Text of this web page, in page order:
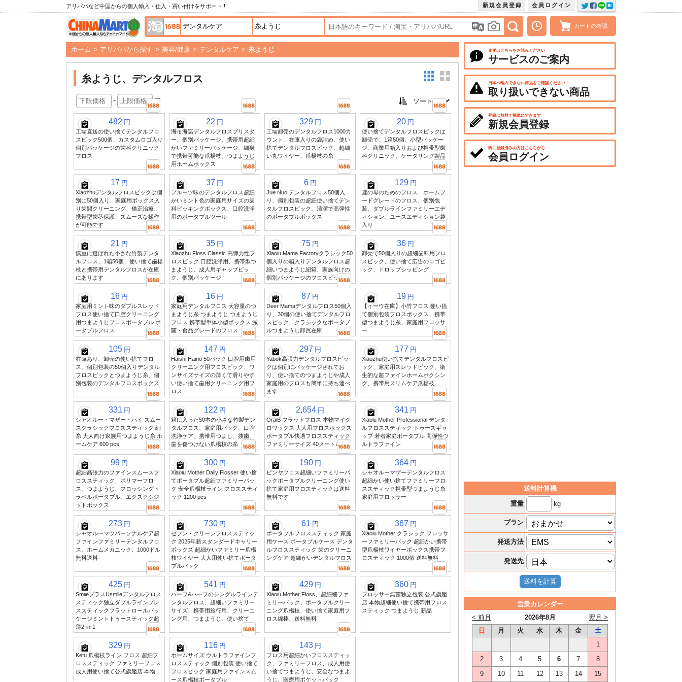
アリババなど中国からの個人輸入・仕入・買い付けをサポート!! 会員ログイン
新規会員登録
カートの確認
ホーム > アリババから探す > 美容/健康 > デンタルケア > 糸ようじ
糸ようじ、デンタルフロス
- 円
482 円
工場直送の使い捨てデンタルフロ
スピック500個、カスタムロゴ入り
個別パッケージの歯科クリニック
フロス
22 円
海市海諾デンタルフロスブリスタ
ー、個別パッケージ、携帯用超細
かいファミリーパッケージ、細身
で携帯可能な爪楊枝、つまようじ
用ホームボックス
329 円
工場卸売のデンタルフロス1000カ
ウント、在庫入りの袋詰め、使い
捨てデンタルフロスピック、超細
い丸ワイヤー、爪楊枝の糸
20 円
使い捨てデンタルフロスピックは
卸売で、1箱50個、小型パッケー
ジ、商業用箱入りおよび携帯型歯
科クリニック、ケータリング製品
17 円
Xiaozhuデンタルフロスピックは個
別に50個入り、家庭用ボックス入
り歯間クリーニング、矯正治療、
携帯型歯茎保護、スムーズな操作
が可能です
37 円
フルーツ味のデンタルフロス超細
かいミント色の家庭用サイズの歯
科ピッキングボックス、口腔洗浄
用のポータブルツール
6 円
Jue Nuo デンタルフロス50個入
り、個別包装の超細使い捨てデン
タルフロスピック、清潔で高弾性
のポータブルボックス
129 円
鹿の母のためのフロス、ホームフ
ードグレードのフロス、個別包
装、ダブルラインファミリーエデ
ィション、ユースエディション袋
入り
21 円
慎重に選ばれた小さな竹製デンタ
ルフロス、1箱50個、使い捨て歯楊
枝と携帯用デンタルフロスが在庫
にあります
35 円
Xiaozhu Floss Classic 高弾力性フ
ロスピック 口腔洗浄用、携帯型つ
まようじ、成人用ギャップピッ
ク、個別パッケージ
75 円
Xiaolu Mama Factoryクラシック50
個入りの箱入りデンタルフロス超
細いつまようじ紐箱、家族向けの
個別パッケージのフロスピック
36 円
卸売で50個入りの超細歯科用フロ
スピック、使い捨て広告のロゴピ
ック、ドロップシッピング
16 円
家庭用ミント味のダブルスレッド
フロス使い捨て口腔クリーニング
用つまようじフロスポータブル ポ
ータブルフロス
16 円
家庭用デンタルフロス 大容量のつ
まようじ糸 つまようじ つまようじ
フロス 携帯型単体小型ボックス 滅
菌・食品グレードのフロス
87 円
Deer Mamaデンタルフロス50個入
り、30個の使い捨てデンタルフロ
スピック、クラシックなポータブ
ルつまようじ卸買在庫
19 円
【イーウ在庫】小竹フロス 使い捨
て個別包装フロスボックス、携帯
型つまようじ糸、家庭用フロッサ
ー
105 円
在庫あり、卸売の使い捨てフロ
ス、個別包装の50個入りデンタル
フロスピックとつまようじ糸、個
別包装のデンタルフロスボックス
147 円
Haishi Haino 50パック 口腔用歯用
クリーニング用フロスピック、ワ
ンサイズサイズの薄くて滑りやす
い使い捨て歯用クリーニング用フ
ロス
297 円
Yabok高張力デンタルフロスピッ
クは個別にパッケージされてお
り、使い捨てのつまようじや成人
家庭用のフロスも簡単に持ち運べ
ます
177 円
Xiaozhu使い捨てデンタルフロスピ
ック、家庭用スレッドピック、衛
生的な超ファインホームボクシン
グ、携帯用スリムケア爪楊枝
331 円
シャオルー・マザー・ハイ スムー
スクラシックフロススティック 細
糸 大人向け家族用つまようじ糸 ホ
ームケア 600 pcs
122 円
箱に入った50本の小さな竹製デン
タルフロス、家庭用パック、口腔
洗浄ケア、携帯用つまし、抜歯、
歯を傷つけない爪楊枝の糸
2,654 円
OralB フラットフロス 本物マイク
ロワックス 大人用フロスボックス
ポータブル快適フロススティック
ファミリーサイズ 40メートル
341 円
Xiaolu Mother Professional デンタ
ルフロススティック トゥースギャ
ップ 若者家庭ポータブル 高弾性ウ
ルトラファイン
99 円
超細高張力のファインスムースフ
ロススティック、ポリマーフロ
ス、つまようじ、フロッシングト
ラベルポータブル、エクスクシジ
ットボックス
300 円
Xiaolu Mother Daily Flosser 使い捨
てポータブル超細ファミリーパッ
ク 安全爪楊枝ライン フロススティ
ック 1200 pcs
190 円
ピンヤフロス超細いファミリーパ
ックポータブルクリーニング使い
捨て家庭用フロスティックは送料
無料です
364 円
シャオルーマザーデンタルフロス
超細かい使い捨てファミリーフロ
ススティック携帯型つまようじ糸
家庭用フロッサー
273 円
シャオルーマツパーソナルケア超
ファインファミリーデンタルフロ
ス、ホームメカニック、1000ドル
無料送料
730 円
セブン・クリーンフロススティッ
ク 2025年新スタンダードキャリー
ボックス 超細かいファミリー爪楊
枝ワイヤー 大人用使い捨てポータ
ブルパック
61 円
ポータブルフロススティック 家庭
用ケース ポータブルケース デンタ
ルフロススティック 歯のクリーニ
ングケア 超細かいデンタルフロス
367 円
Xiaolu Mother クラシック フロッサ
ーファミリーパック 超細かい携帯
型爪楊枝ワイヤーボックス携帯フ
ロスティック 1000個 送料無料
425 円
SmileプラスUsmileデンタルフロス
スティック独立ダブルラインプレ
ススティックフラットロールパッ
ケージミントトゥースティック超
薄2-in-1
541 円
ハーフ&ハーフのシングルラインデ
ンタルフロス、超細いファミリー
サイズ、携帯用旅行用、クリーニ
ング用、つまようじ、使い捨て
429 円
Xiaolu Mother Floss、超細細ファ
ミリーパック、ポータブルクリー
ニング爪楊枝、使い捨て家庭用フ
ロス綿棒、送料無料
360 円
フロッサー無菌独立包装 公式旗艦
店 本物超細使い捨て携帯用フロス
スティック つまようじ 新品
329 円
Kefu 爪楊枝ライン フロス 超細フ
ロススティック ファミリーフロス
成人用使い捨て公式旗艦店 本物
116 円
ホームサイズ ウルトラファインフ
ロススティック 個別包装 使い捨て
フロスピック 家庭用ファインスム
ース爪楊枝ポータブル
143 円
フロス用超細かいフロススティッ
ク、ファミリーフロス、成人用使
い捨てつまようじ、安全なつまよ
うじ、医療用ポケットパック
まずはこちらをお読みください
サービスのご案内
日本へ輸入できない商品をご確認ください
取り扱いできない商品
登録は無料で簡単にできます
新規会員登録
既に登録済みの方はこちらから
会員ログイン
送料計算機
重量
kg
プラン
発送方法
発送先
営業カレンダー
2026年8月
< 前月
翌月 >
日
月 火 水 木 金
土
1
2
3 4 5 6 7
8
9
10 11 12 13 14
15